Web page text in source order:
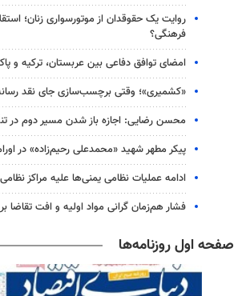
روایت یک حقوقدان از موتورسواری زنان؛
فرهنگی؟
امضای توافق دفاعی بین عربستان، ترکیه و
«کشمیری»؛ وقتی برچسب‌سازی جای نقد
محسن رضایی: اجازه باز شدن مسیر دوم در
پیکر مطهر شهید «محمدعلی رحیم‌زاده» در
ادامه عملیات نظامی یمنی‌ها علیه مراکز
فشار هم‌زمان گرانی مواد اولیه و افت تقاضا بر
صفحه اول روزنامه‌ها